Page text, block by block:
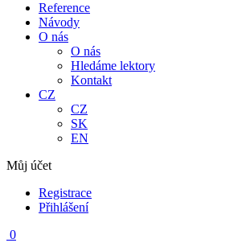
Reference
Návody
O nás
O nás
Hledáme lektory
Kontakt
CZ
CZ
SK
EN
Můj účet
Registrace
Přihlášení
0